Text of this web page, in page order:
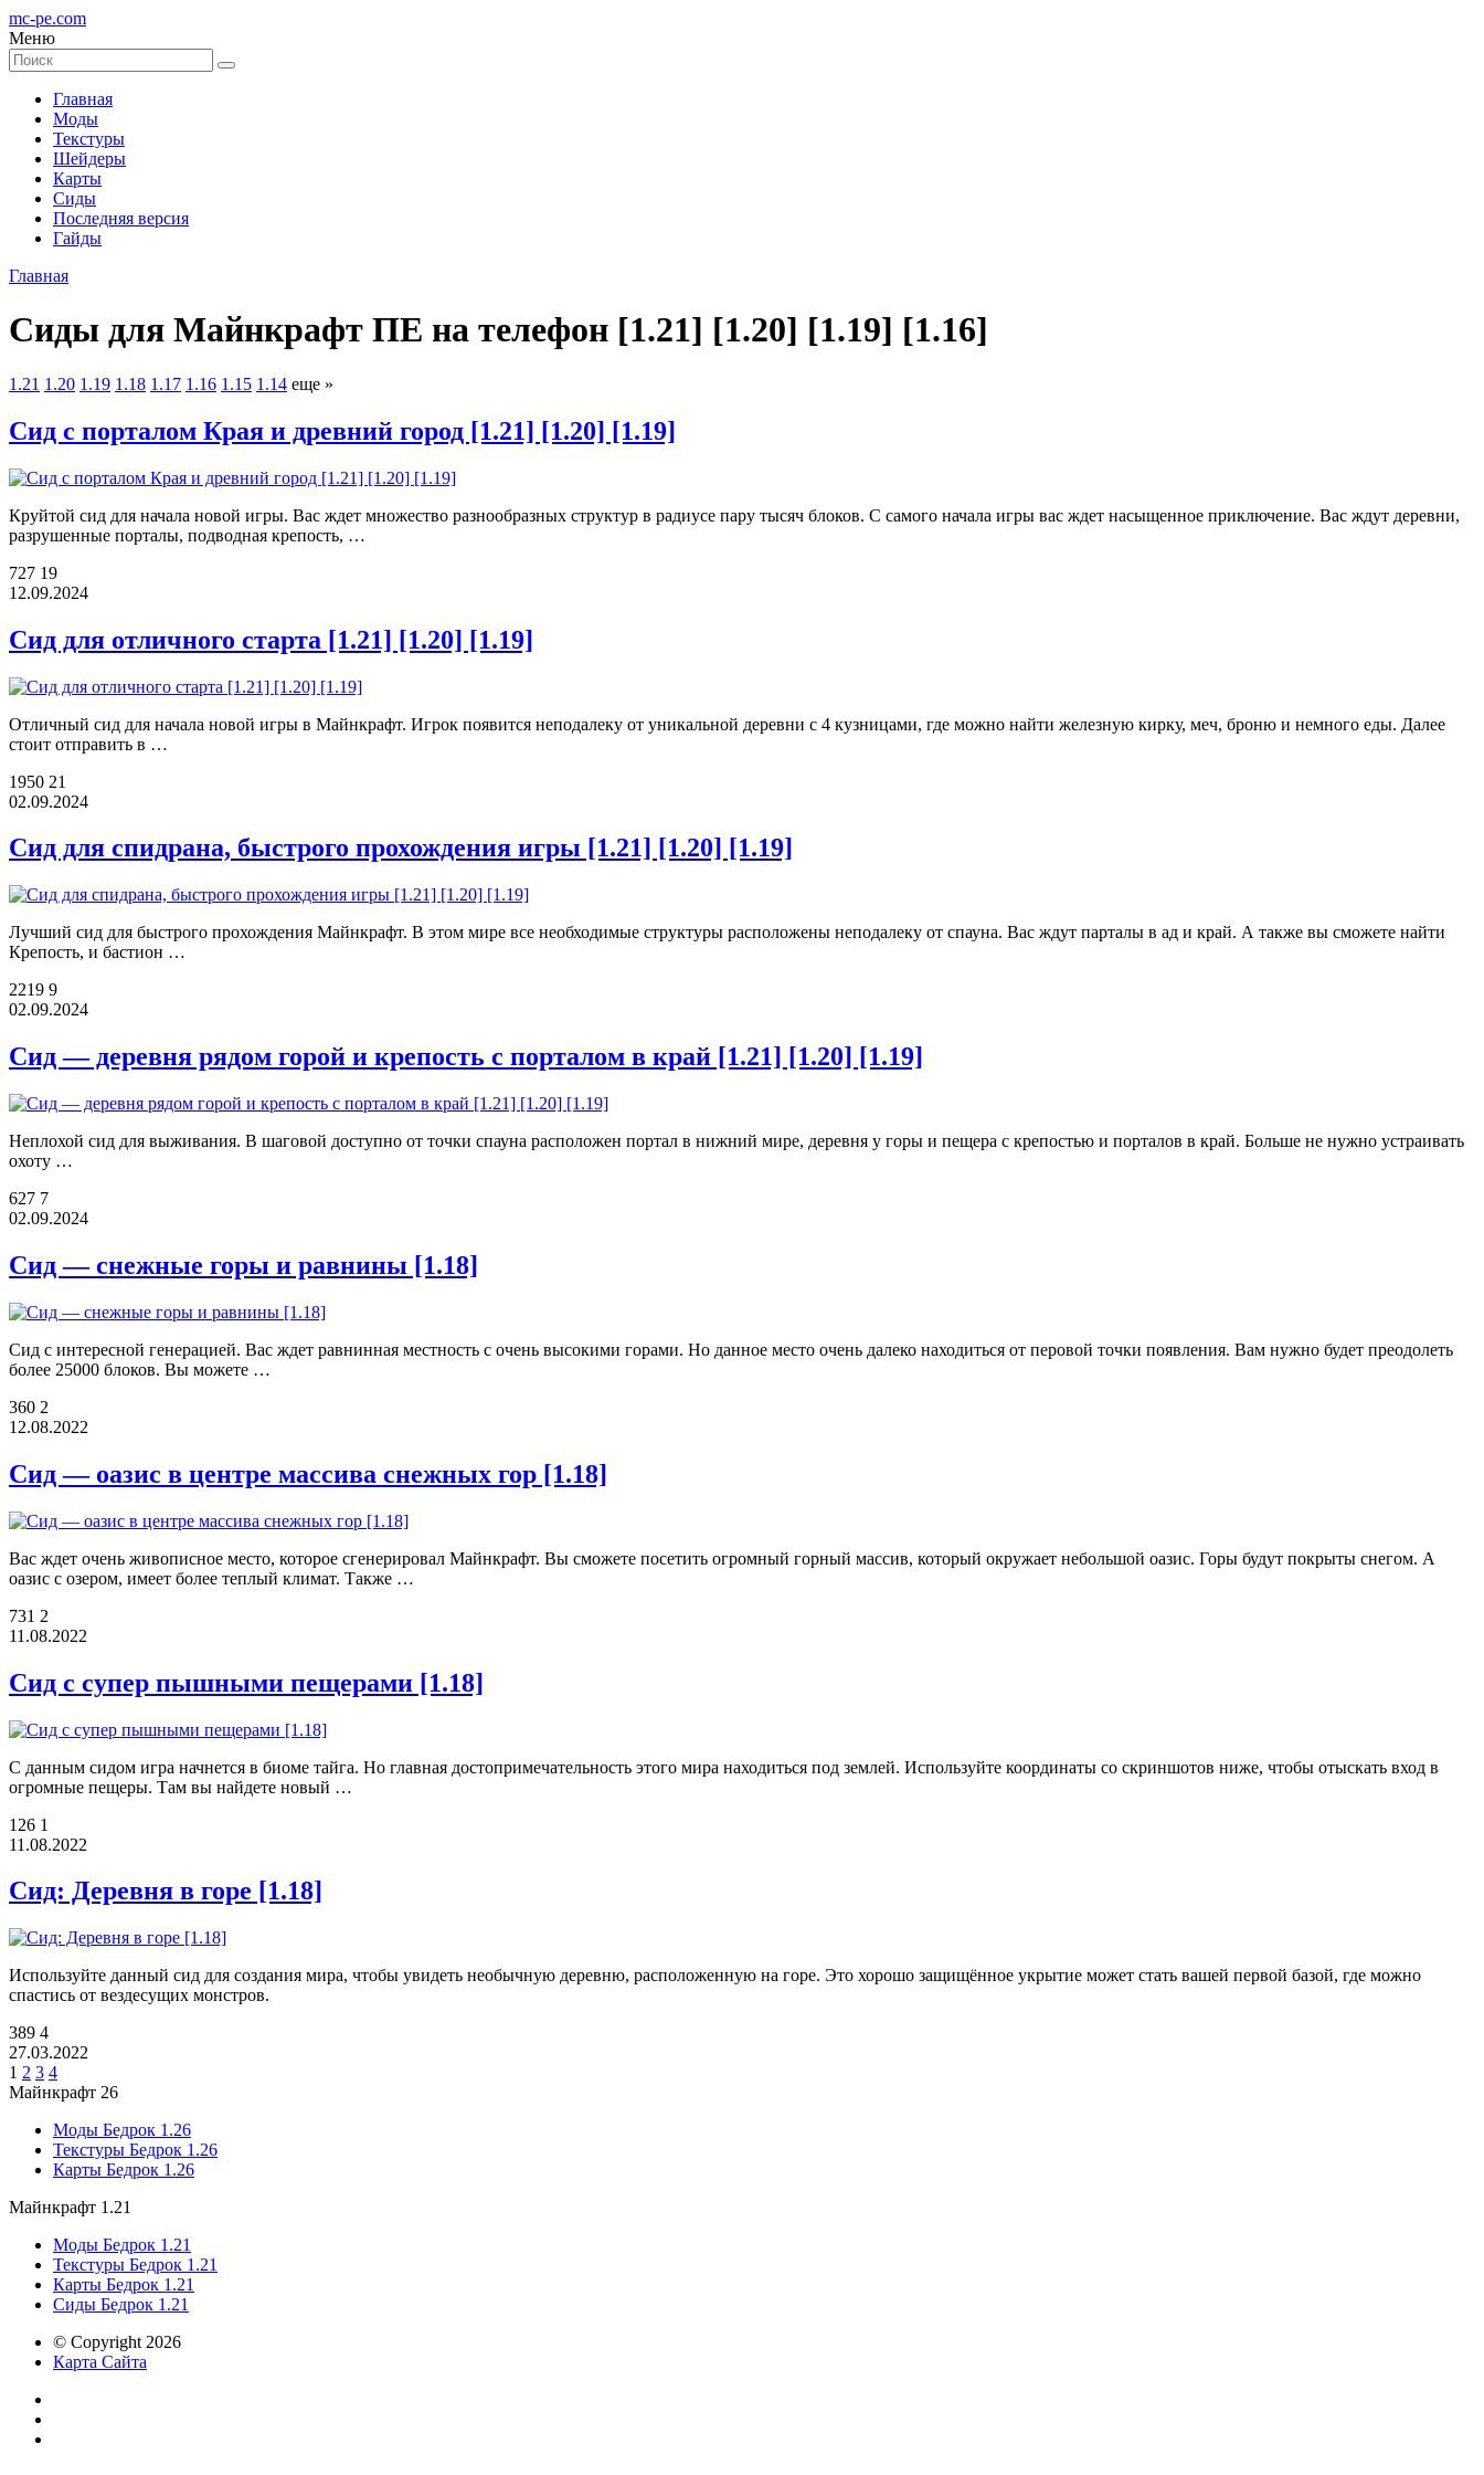
mc-pe.com
Меню
Главная
Моды
Текстуры
Шейдеры
Карты
Сиды
Последняя версия
Гайды
Главная
Сиды для Майнкрафт ПЕ на телефон [1.21] [1.20] [1.19] [1.16]
1.21 1.20 1.19 1.18 1.17 1.16 1.15 1.14 еще »
Cид с порталом Края и древний город [1.21] [1.20] [1.19]
Круйтой сид для начала новой игры. Вас ждет множество разнообразных структур в радиусе пару тысяч блоков. С самого начала игры вас ждет насыщенное приключение. Вас ждут деревни,
разрушенные порталы, подводная крепость, …
727 19
12.09.2024
Сид для отличного старта [1.21] [1.20] [1.19]
Отличный сид для начала новой игры в Майнкрафт. Игрок появится неподалеку от уникальной деревни с 4 кузницами, где можно найти железную кирку, меч, броню и немного еды. Далее
стоит отправить в …
1950 21
02.09.2024
Сид для спидрана, быстрого прохождения игры [1.21] [1.20] [1.19]
Лучший сид для быстрого прохождения Майнкрафт. В этом мире все необходимые структуры расположены неподалеку от спауна. Вас ждут парталы в ад и край. А также вы сможете найти
Крепость, и бастион …
2219 9
02.09.2024
Cид — деревня рядом горой и крепость c порталом в край [1.21] [1.20] [1.19]
Неплохой сид для выживания. В шаговой доступно от точки спауна расположен портал в нижний мире, деревня у горы и пещера с крепостью и порталов в край. Больше не нужно устраивать
охоту …
627 7
02.09.2024
Сид — снежные горы и равнины [1.18]
Cид с интересной генерацией. Вас ждет равнинная местность с очень высокими горами. Но данное место очень далеко находиться от перовой точки появления. Вам нужно будет преодолеть
более 25000 блоков. Вы можете …
360 2
12.08.2022
Сид — оазис в центре массива снежных гор [1.18]
Вас ждет очень живописное место, которое сгенерировал Майнкрафт. Вы сможете посетить огромный горный массив, который окружает небольшой оазис. Горы будут покрыты снегом. А
оазис с озером, имеет более теплый климат. Также …
731 2
11.08.2022
Сид с супер пышными пещерами [1.18]
С данным сидом игра начнется в биоме тайга. Но главная достопримечательность этого мира находиться под землей. Используйте координаты со скриншотов ниже, чтобы отыскать вход в
огромные пещеры. Там вы найдете новый …
126 1
11.08.2022
Сид: Деревня в горе [1.18]
Используйте данный сид для создания мира, чтобы увидеть необычную деревню, расположенную на горе. Это хорошо защищённое укрытие может стать вашей первой базой, где можно
спастись от вездесущих монстров.
389 4
27.03.2022
1 2 3 4
Майнкрафт 26
Моды Бедрок 1.26
Текстуры Бедрок 1.26
Карты Бедрок 1.26
Майнкрафт 1.21
Моды Бедрок 1.21
Текстуры Бедрок 1.21
Карты Бедрок 1.21
Сиды Бедрок 1.21
© Copyright 2026
Карта Сайта